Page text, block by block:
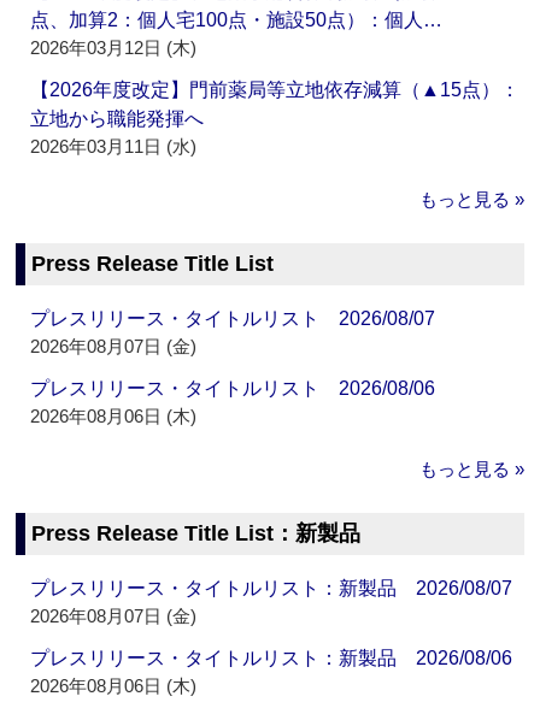
点、加算2：個人宅100点・施設50点）：個人…
2026年03月12日 (木)
【2026年度改定】門前薬局等立地依存減算（▲15点）：
立地から職能発揮へ
2026年03月11日 (水)
もっと見る »
Press Release Title List
プレスリリース・タイトルリスト 2026/08/07
2026年08月07日 (金)
プレスリリース・タイトルリスト 2026/08/06
2026年08月06日 (木)
もっと見る »
Press Release Title List：新製品
プレスリリース・タイトルリスト：新製品 2026/08/07
2026年08月07日 (金)
プレスリリース・タイトルリスト：新製品 2026/08/06
2026年08月06日 (木)